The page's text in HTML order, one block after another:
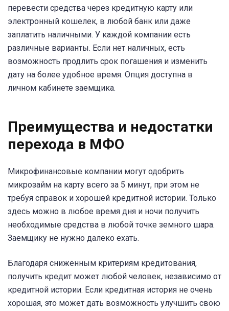
перевести средства через кредитную карту или
электронный кошелек, в любой банк или даже
заплатить наличными. У каждой компании есть
различные варианты. Если нет наличных, есть
возможность продлить срок погашения и изменить
дату на более удобное время. Опция доступна в
личном кабинете заемщика.
Преимущества и недостатки
перехода в МФО
Микрофинансовые компании могут одобрить
микрозайм на карту всего за 5 минут, при этом не
требуя справок и хорошей кредитной истории. Только
здесь можно в любое время дня и ночи получить
необходимые средства в любой точке земного шара.
Заемщику не нужно далеко ехать.
Благодаря сниженным критериям кредитования,
получить кредит может любой человек, независимо от
кредитной истории. Если кредитная история не очень
хорошая, это может дать возможность улучшить свою